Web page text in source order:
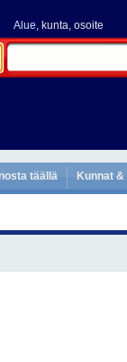
Alue, kunta, osoite
täällä Kunnat